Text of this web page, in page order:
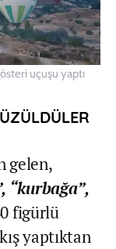
uçuşu yaptı
gelen,
“kurbağa”,
figürlü
yaptıktan